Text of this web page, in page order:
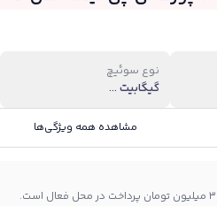
نوع سوئیچ
گيگابيت ...
مشاهده همه ویژگی‌ها